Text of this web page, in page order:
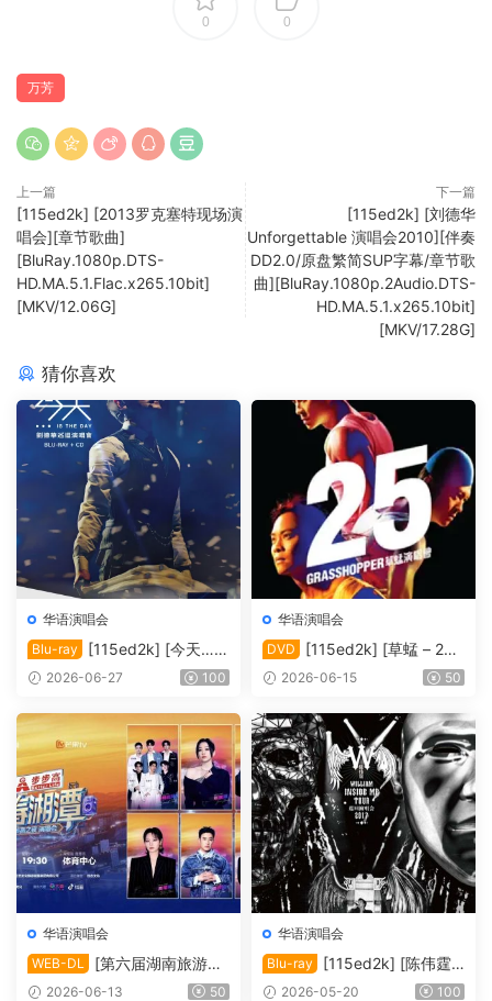
0 0
万芳
上一篇
[115ed2k] [2013罗克塞特现场演
唱会][章节歌曲]
[BluRay.1080p.DTS-
HD.MA.5.1.Flac.x265.10bit]
[MKV/12.06G]
下一篇
[115ed2k] [刘德华
Unforgettable 演唱会2010][伴奏
DD2.0/原盘繁简SUP字幕/章节歌
曲][BluRay.1080p.2Audio.DTS-
HD.MA.5.1.x265.10bit]
[MKV/17.28G]
猜你喜欢
华语演唱会
Blu-ray
[115ed2k] [今天…is
the Day 刘德华巡回演唱会]
MA5.1][ISO/42.00 GiB]
2026-06-27 100
华语演唱会
DVD
[115ed2k] [草蜢 – 25
周年演唱会2010 Karaoke][IS
2026-06-15 50
华语演唱会
WEB-DL
[第六届湖南旅游发
展大会·青春湘潭演唱会][108
2026-06-13 50
华语演唱会
Blu-ray
[115ed2k] [陈伟霆“I
nside Me”巡回演唱会][Blura
2026-05-20 100